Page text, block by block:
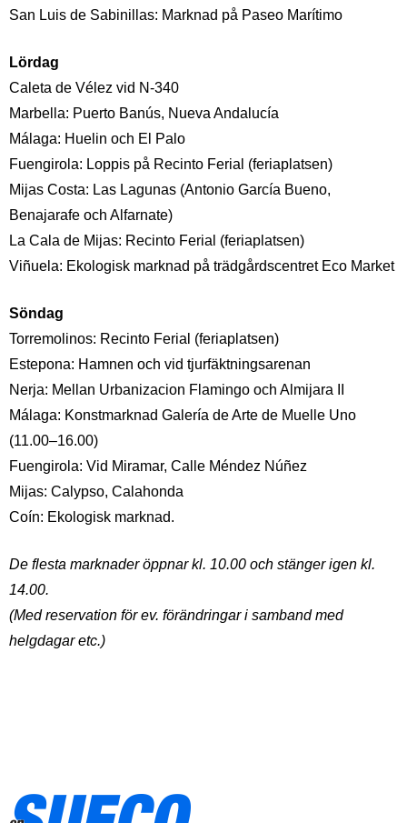
San Luis de Sabinillas: Marknad på Paseo Marítimo
Lördag
Caleta de Vélez vid N-340
Marbella: Puerto Banús, Nueva Andalucía
Málaga: Huelin och El Palo
Fuengirola: Loppis på Recinto Ferial (feriaplatsen)
Mijas Costa: Las Lagunas (Antonio García Bueno,
Benajarafe och Alfarnate)
La Cala de Mijas: Recinto Ferial (feriaplatsen)
Viñuela: Ekologisk marknad på trädgårdscentret Eco Market
Söndag
Torremolinos: Recinto Ferial (feriaplatsen)
Estepona: Hamnen och vid tjurfäktningsarenan
Nerja: Mellan Urbanizacion Flamingo och Almijara II
Málaga: Konstmarknad Galería de Arte de Muelle Uno
(11.00–16.00)
Fuengirola: Vid Miramar, Calle Méndez Núñez
Mijas: Calypso, Calahonda
Coín: Ekologisk marknad.
De flesta marknader öppnar kl. 10.00 och stänger igen kl.
14.00.
(Med reservation för ev. förändringar i samband med
helgdagar etc.)